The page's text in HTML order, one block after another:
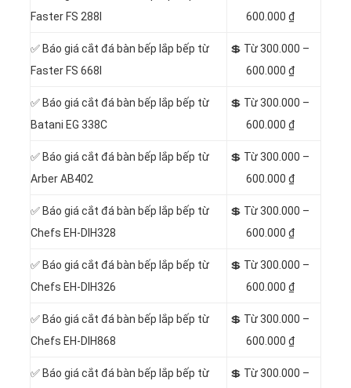
Faster FS 288I
600.000 ₫
✅ Báo giá cắt đá bàn bếp lắp bếp từ
Faster FS 668I
💲 Từ 300.000 –
600.000 ₫
✅ Báo giá cắt đá bàn bếp lắp bếp từ
Batani EG 338C
💲 Từ 300.000 –
600.000 ₫
✅ Báo giá cắt đá bàn bếp lắp bếp từ
Arber AB402
💲 Từ 300.000 –
600.000 ₫
✅ Báo giá cắt đá bàn bếp lắp bếp từ
Chefs EH-DIH328
💲 Từ 300.000 –
600.000 ₫
✅ Báo giá cắt đá bàn bếp lắp bếp từ
Chefs EH-DIH326
💲 Từ 300.000 –
600.000 ₫
✅ Báo giá cắt đá bàn bếp lắp bếp từ
Chefs EH-DIH868
💲 Từ 300.000 –
600.000 ₫
✅ Báo giá cắt đá bàn bếp lắp bếp từ
💲 Từ 300.000 –